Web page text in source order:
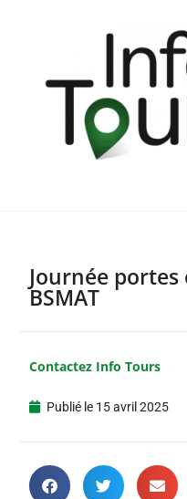
Journée
BSMAT
Contactez Info Tours
Publié le 15 avril 2025